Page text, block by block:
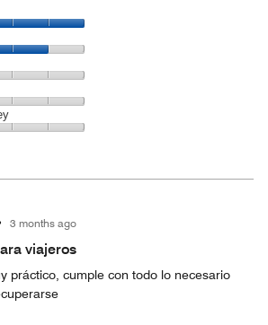
3 months ago
viajeros
práctico, cumple con todo lo necesario